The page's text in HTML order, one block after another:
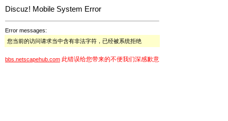
Discuz! Mobile System Error
Error messages:
您当前的访问请求当中含有非法字符，已经被系统拒绝
bbs.netscapehub.com 此错误给您带来的不便我们深感歉意